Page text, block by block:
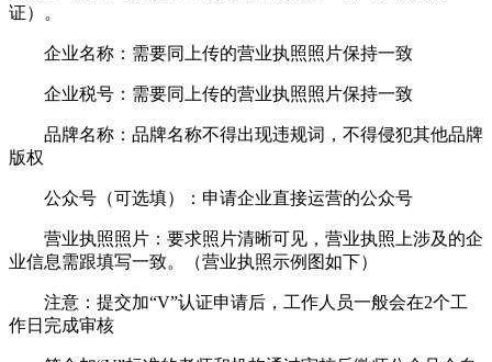
证）。
企业名称：需要同上传的营业执照照片保持一致
企业税号：需要同上传的营业执照照片保持一致
品牌名称：品牌名称不得出现违规词，不得侵犯其他品牌
版权
公众号（可选填）：申请企业直接运营的公众号
营业执照照片：要求照片清晰可见，营业执照上涉及的企
业信息需跟填写一致。（营业执照示例图如下）
注意：提交加“V”认证申请后，工作人员一般会在2个工
作日完成审核